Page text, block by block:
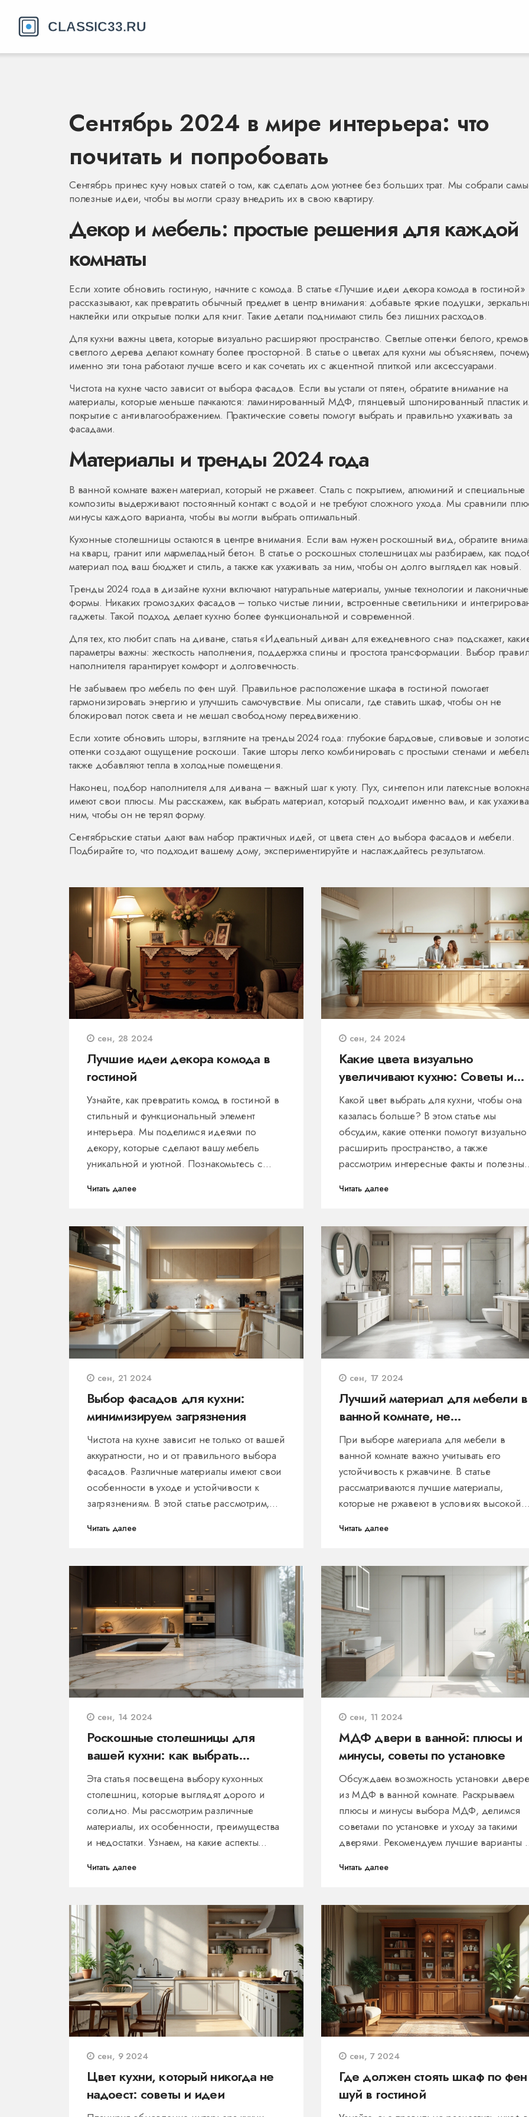
Сентябрь 2024 в мире интерьера: что
почитать и попробовать
Сентябрь принес кучу новых статей о том, как сделать дом уютнее без больших трат. Мы собрали
полезные идеи, чтобы вы могли сразу внедрить их в свою квартиру.
Декор и мебель: простые решения для каждой
комнаты
Если хотите обновить гостиную, начните с комода. В статье «Лучшие идеи декора комода в гостиной»
рассказывают, как превратить обычный предмет в центр внимания: добавьте яркие подушки,
наклейки или открытые полки для книг. Такие детали поднимают стиль без лишних расходов.
Для кухни важны цвета, которые визуально расширяют пространство. Светлые оттенки белого,
светлого дерева делают комнату более просторной. В статье о цветах для кухни мы объясняем,
именно эти тона работают лучше всего и как сочетать их с акцентной плиткой или аксессуарами.
Чистота на кухне часто зависит от выбора фасадов. Если вы устали от пятен, обратите внимание на
материалы, которые меньше пачкаются: ламинированный МДФ, глянцевый шпонированный пластик
покрытие с антивлагоображением. Практические советы помогут выбрать и правильно ухаживать за
фасадами.
Материалы и тренды 2024 года
В ванной комнате важен материал, который не ржавеет. Сталь с покрытием, алюминий и специальные
композиты выдерживают постоянный контакт с водой и не требуют сложного ухода. Мы сравнили
минусы каждого варианта, чтобы вы могли выбрать оптимальный.
Кухонные столешницы остаются в центре внимания. Если вам нужен роскошный вид, обратите
на кварц, гранит или мармеладный бетон. В статье о роскошных столешницах мы разбираем, как
материал под ваш бюджет и стиль, а также как ухаживать за ним, чтобы он долго выглядел как новый.
Тренды 2024 года в дизайне кухни включают натуральные материалы, умные технологии и лаконичные
формы. Никаких громоздких фасадов – только чистые линии, встроенные светильники и
гаджеты. Такой подход делает кухню более функциональной и современной.
Для тех, кто любит спать на диване, статья «Идеальный диван для ежедневного сна» подскажет,
параметры важны: жесткость наполнения, поддержка спины и простота трансформации. Выбор
наполнителя гарантирует комфорт и долговечность.
Не забываем про мебель по фен шуй. Правильное расположение шкафа в гостиной помогает
гармонизировать энергию и улучшить самочувствие. Мы описали, где ставить шкаф, чтобы он не
блокировал поток света и не мешал свободному передвижению.
Если хотите обновить шторы, взгляните на тренды 2024 года: глубокие бардовые, сливовые и
оттенки создают ощущение роскоши. Такие шторы легко комбинировать с простыми стенами и
также добавляют тепла в холодные помещения.
Наконец, подбор наполнителя для дивана – важный шаг к уюту. Пух, синтепон или латексные
имеют свои плюсы. Мы расскажем, как выбрать материал, который подходит именно вам, и как
ним, чтобы он не терял форму.
Сентябрьские статьи дают вам набор практичных идей, от цвета стен до выбора фасадов и мебели.
Подбирайте то, что подходит вашему дому, экспериментируйте и наслаждайтесь результатом.
сен, 28 2024
Лучшие идеи декора комода в
гостиной
Узнайте, как превратить комод в гостиной в
стильный и функциональный элемент
интерьера. Мы поделимся идеями по
декору, которые сделают вашу мебель
уникальной и уютной. Познакомьтесь с
декора и создания гармонии в комнате.
идеального уголка уюта.
Читать далее
сен, 24 2024
Какие цвета визуально
увеличивают кухню: Советы и
идеи
Какой цвет выбрать для кухни, чтобы она
казалась больше? В этом статье мы
обсудим, какие оттенки помогут визуально
расширить пространство, а также
рассмотрим интересные факты и полезные
почему белый цвет и светлые оттенки
как правильно сочетать цвета для
уютной и просторной кухни.
Читать далее
сен, 21 2024
Выбор фасадов для кухни:
минимизируем загрязнения
Чистота на кухне зависит не только от вашей
аккуратности, но и от правильного выбора
фасадов. Различные материалы имеют свои
особенности в уходе и устойчивости к
загрязнениям. В этой статье рассмотрим,
полезные советы по уходу за кухонной
Читать далее
сен, 17 2024
Лучший материал для мебели в
ванной комнате, не
подверженный ржавчине
При выборе материала для мебели в
ванной комнате важно учитывать его
устойчивость к ржавчине. В статье
рассматриваются лучшие материалы,
которые не ржавеют в условиях высокой
Особое внимание уделяется плюсам и
полезным советам по уходу за ними.
Читать далее
сен, 14 2024
Роскошные столешницы для
вашей кухни: как выбрать
идеальную
Эта статья посвещена выбору кухонных
столешниц, которые выглядят дорого и
солидно. Мы рассмотрим различные
материалы, их особенности, преимущества
и недостатки. Узнаем, на какие аспекты
столешницы. В статье также будут
столешницей для длительного сохранения
её красоты и функциональности.
Читать далее
сен, 11 2024
МДФ двери в ванной: плюсы и
минусы, советы по установке
Обсуждаем возможность установки
из МДФ в ванной комнате. Раскрываем
плюсы и минусы выбора МДФ, делимся
советами по установке и уходу за такими
дверями. Рекомендуем лучшие варианты
Читать далее
сен, 9 2024
Цвет кухни, который никогда не
надоест: советы и идеи
сен, 7 2024
Где должен стоять шкаф по фен
шуй в гостиной